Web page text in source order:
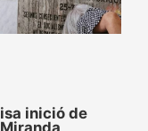
inició de